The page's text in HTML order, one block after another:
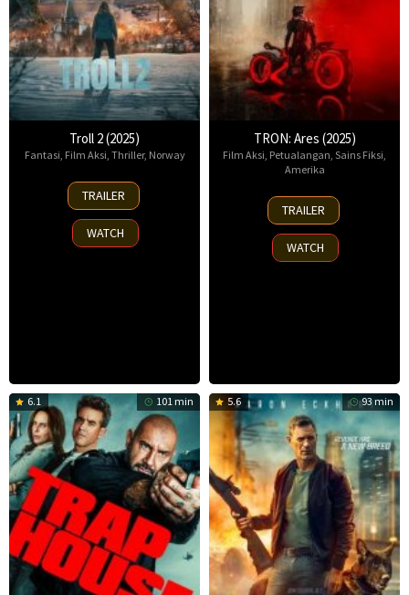
Troll 2 (2025)
Fantasi Film Aksi Thriller, Norway
30
Nov
2025
TRAILER
WATCH
TRON: Ares (2025)
Film Aksi Petualangan Sains Fiksi
Amerika
8
Oct
2025
TRAILER
WATCH
6.1 101 min 5.6 93 min